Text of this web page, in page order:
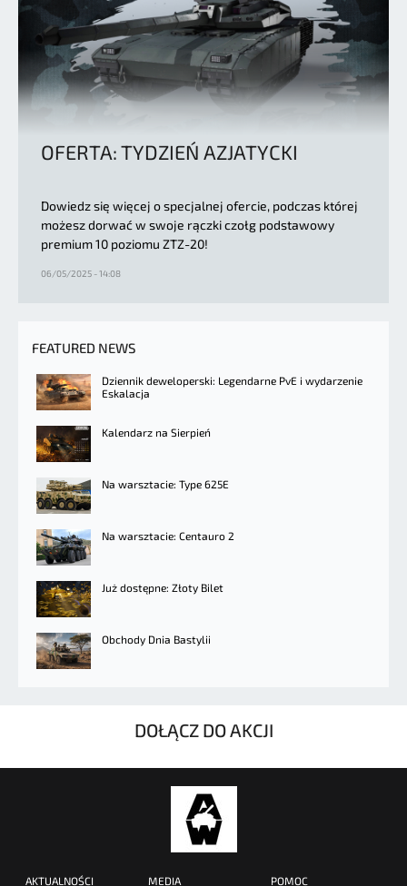
OFERTA: TYDZIEŃ AZJATYCKI
Dowiedz się więcej o specjalnej ofercie, podczas której
możesz dorwać w swoje rączki czołg podstawowy
premium 10 poziomu ZTZ-20!
06/05/2025 - 14:08
FEATURED NEWS
Dziennik deweloperski: Legendarne PvE i wydarzenie
Eskalacja
Kalendarz na Sierpień
Na warsztacie: Type 625E
Na warsztacie: Centauro 2
Już dostępne: Złoty Bilet
Obchody Dnia Bastylii
DOŁĄCZ DO AKCJI
AKTUALNOŚCI MEDIA POMOC